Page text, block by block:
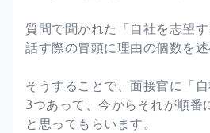
質問で聞かれた「自社を志望す
話す際の冒頭に理由の個数を述
そうすることで、面接官に「
3つあって、今からそれが順番
と思ってもらいます。